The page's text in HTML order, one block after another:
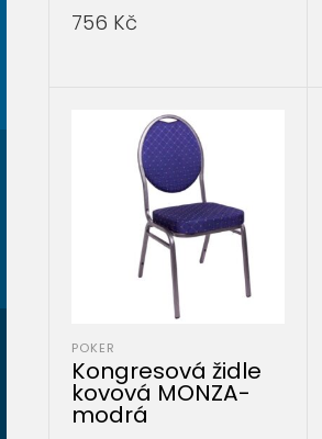
756 Kč
POKER
Kongresová židle
kovová MONZA-
modrá